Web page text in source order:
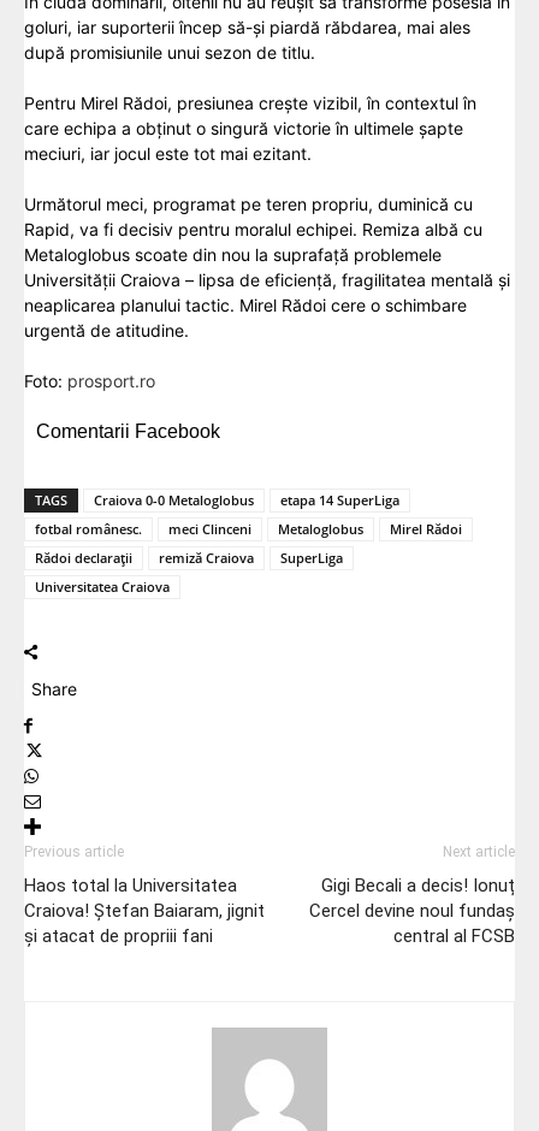
goluri, iar suporterii încep să-și piardă răbdarea, mai ales
după promisiunile unui sezon de titlu.
Pentru Mirel Rădoi, presiunea crește vizibil, în contextul în
care echipa a obținut o singură victorie în ultimele șapte
meciuri, iar jocul este tot mai ezitant.
Următorul meci, programat pe teren propriu, duminică cu
Rapid, va fi decisiv pentru moralul echipei. Remiza albă cu
Metaloglobus scoate din nou la suprafață problemele
Universității Craiova – lipsa de eficiență, fragilitatea mentală și
neaplicarea planului tactic. Mirel Rădoi cere o schimbare
urgentă de atitudine.
Foto: prosport.ro
Comentarii Facebook
TAGS Craiova 0-0 Metaloglobus
etapa 14 SuperLiga
fotbal românesc.
meci Clinceni Metaloglobus
Mirel Rădoi
Rădoi declarații
remiză Craiova
SuperLiga
Universitatea Craiova
Share
Previous article
Haos total la Universitatea
Craiova! Ștefan Baiaram, jignit
și atacat de propriii fani
Next article
Gigi Becali a decis! Ionuț
Cercel devine noul fundaș
central al FCSB